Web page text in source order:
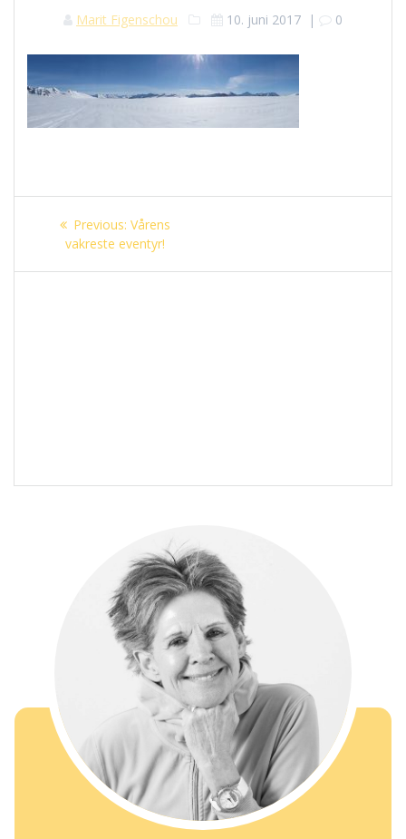
Marit Figenschou 10. juni 2017 | 0
Innleggsnavigasjon
Previous: Previous
post:
Vårens
vakreste eventyr!